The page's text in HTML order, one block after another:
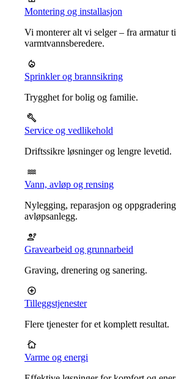
Montering og installasjon
Vi monterer alt vi selger – fra armatur
varmtvannsberedere.
Sprinkler og brannsikring
Trygghet for bolig og familie.
Service og vedlikehold
Driftssikre løsninger og lengre levetid.
Vann, avløp og rensing
Nylegging, reparasjon og
avløpsanlegg.
Gravearbeid og grunnarbeid
Graving, drenering og sanering.
Tilleggstjenester
Flere tjenester for et komplett resultat.
Varme og energi